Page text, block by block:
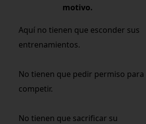
motivo.
Aquí no tienen que esconder sus
entrenamientos.
No tienen que pedir permiso para
competir.
No tienen que sacrificar su